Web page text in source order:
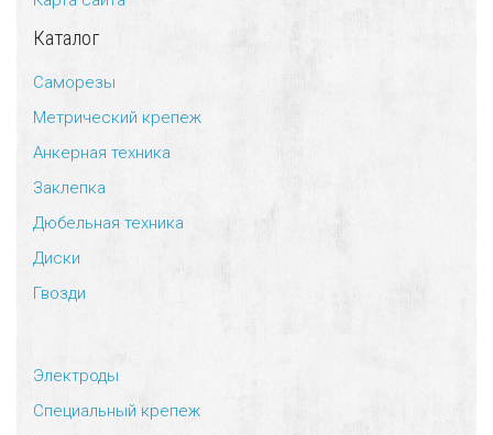
Каталог
Саморезы
Метрический крепеж
Анкерная техника
Заклепка
Дюбельная техника
Диски
Гвозди
Электроды
Специальный крепеж